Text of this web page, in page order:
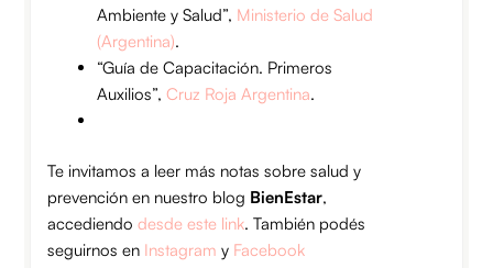
Ambiente y Salud”, Ministerio de Salud
(Argentina).
“Guía de Capacitación. Primeros
Auxilios”,Cruz Roja Argentina.
Te invitamos a leer más notas sobre salud y
prevención en nuestro blog BienEstar,
accediendodesde este link. También podés
seguirnos en Instagram y Facebook